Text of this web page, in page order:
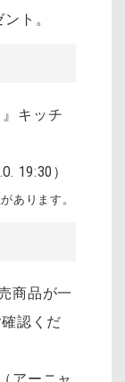
ト。
』キッチ
19:30）
あります。
商品が一
認くだ